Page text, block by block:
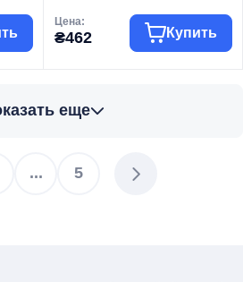
Цена:
₴462 Купить
Торговая марка
Тип изделия
Тип
еще
... 5